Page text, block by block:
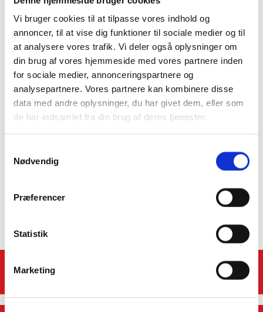
Vi bruger cookies til at tilpasse vores indhold og
annoncer, til at vise dig funktioner til sociale medier og til
at analysere vores trafik. Vi deler også oplysninger om
din brug af vores hjemmeside med vores partnere inden
for sociale medier, annonceringspartnere og
analysepartnere. Vores partnere kan kombinere disse
data med andre oplysninger, du har givet dem, eller som
de har indsamlet fra din brug af deres tjenester.
Nødvendig
Præferencer
Statistik
Marketing
Genveje